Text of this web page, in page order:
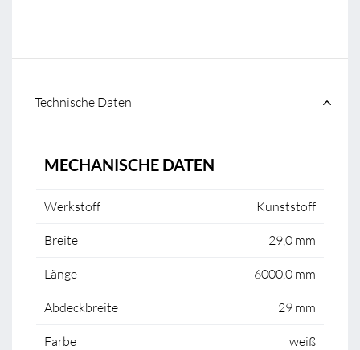
Technische Daten
MECHANISCHE DATEN
Werkstoff Kunststoff
Breite 29,0 mm
Länge 6000,0 mm
Abdeckbreite 29 mm
Farbe weiß